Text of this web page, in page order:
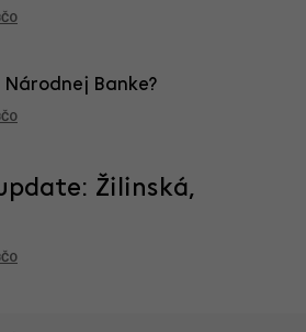
Banke?
Žilinská,